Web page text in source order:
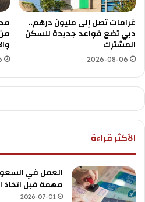
غرامات تصل إلى مليون درهم..
دبي تضع قواعد جديدة للسكن
المشترك
2026-08-06
الأكثر قراءة
العمل في
مهمة قبل اتخاذ
2026-07-01